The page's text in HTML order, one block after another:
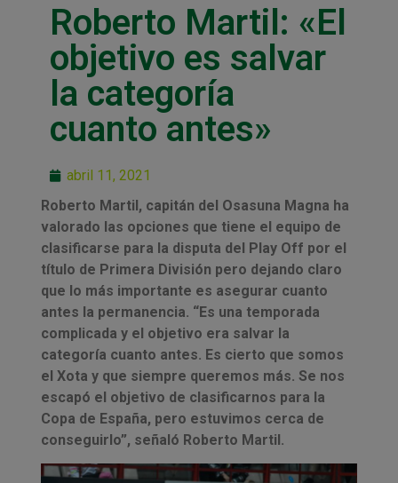
Roberto Martil: «El
objetivo es salvar
la categoría
cuanto antes»
abril 11, 2021
Roberto Martil, capitán del Osasuna Magna ha
valorado las opciones que tiene el equipo de
clasificarse para la disputa del Play Off por el
título de Primera División pero dejando claro
que lo más importante es asegurar cuanto
antes la permanencia. “Es una temporada
complicada y el objetivo era salvar la
categoría cuanto antes. Es cierto que somos
el Xota y que siempre queremos más. Se nos
escapó el objetivo de clasificarnos para la
Copa de España, pero estuvimos cerca de
conseguirlo”, señaló Roberto Martil.